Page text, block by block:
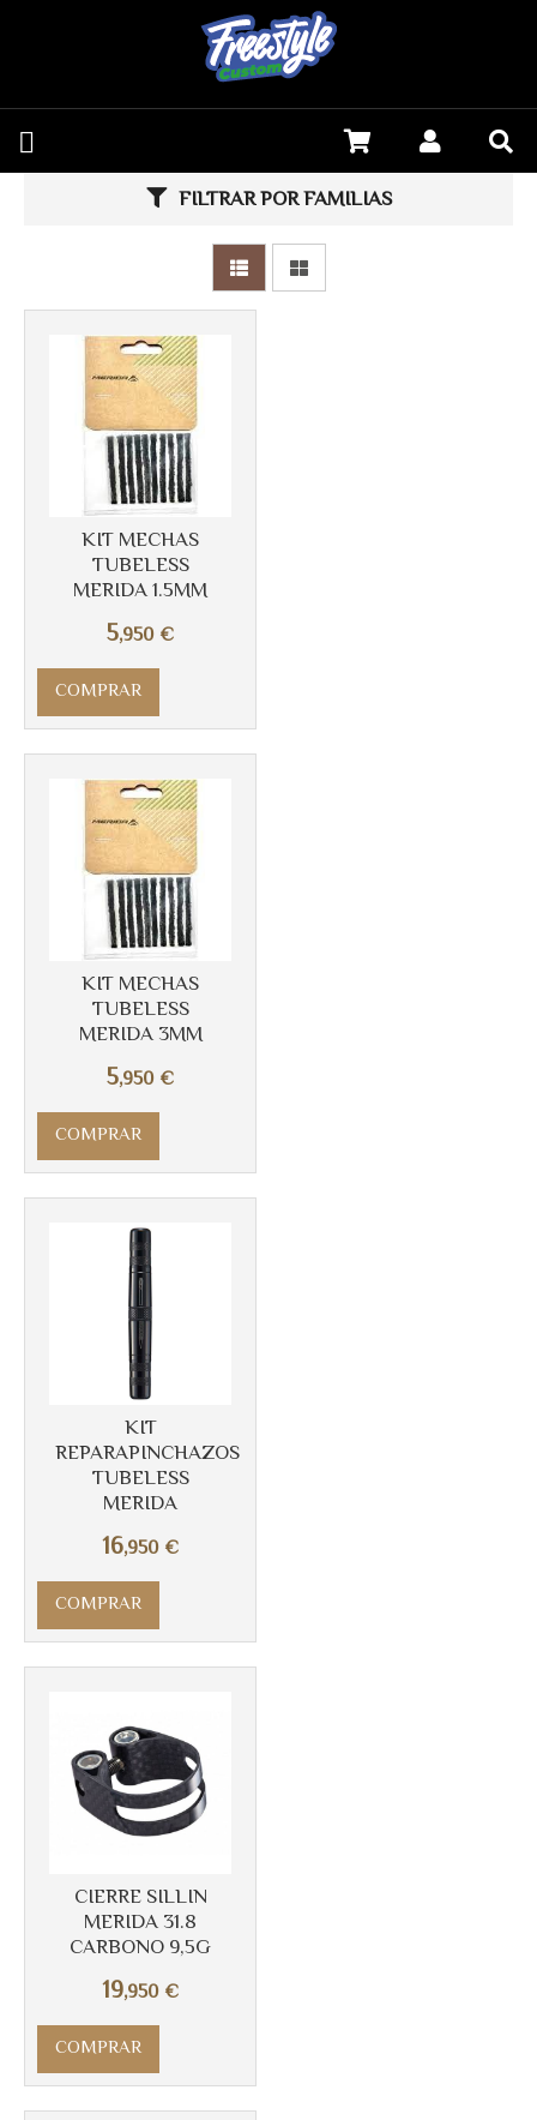
FILTRAR POR FAMILIAS
KIT MECHAS
TUBELESS
MERIDA 1.5MM
5,950 €
COMPRAR
KIT MECHAS
TUBELESS
MERIDA 3MM
5,950 €
COMPRAR
Más info
KIT
REPARAPINCHAZOS
TUBELESS
MERIDA
16,950 €
COMPRAR
Más info
CIERRE SILLIN
MERIDA 31.8
CARBONO 9,5G
19,950 €
COMPRAR
Más info
Más info